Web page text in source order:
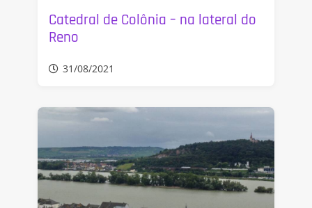
Catedral de Colônia – na lateral do
Reno
31/08/2021